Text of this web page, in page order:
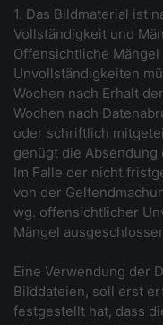
1. Das Bildmaterial ist
Vollständigkeit und
Offensichtliche
Unvollständigkeiten
Wochen nach Erhalt
Wochen nach
oder schriftlich
genügt die
Im Falle der nicht
von der
wg. offensichtlicher
Mängel
Eine Verwendung der
Bilddateien, soll erst
festgestellt hat, dass